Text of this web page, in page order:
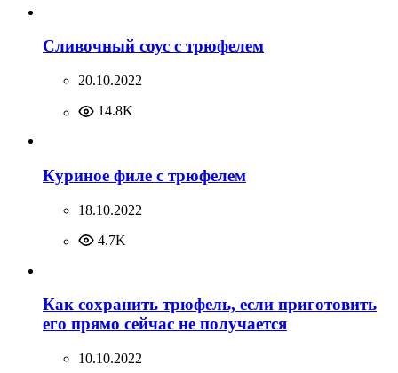
Сливочный соус с трюфелем
20.10.2022
14.8K
Куриное филе с трюфелем
18.10.2022
4.7K
Как сохранить трюфель, если приготовить
его прямо сейчас не получается
10.10.2022